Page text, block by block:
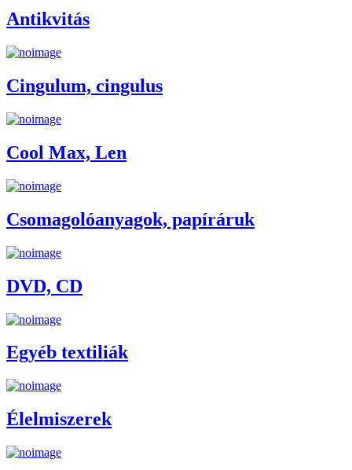
Antikvitás
Cingulum, cingulus
Cool Max, Len
Csomagolóanyagok, papíráruk
DVD, CD
Egyéb textiliák
Élelmiszerek